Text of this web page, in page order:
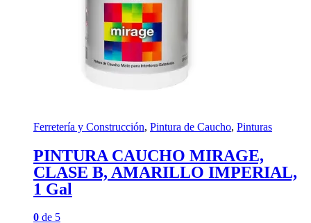
Ferretería y Construcción, Pintura de Caucho, Pinturas
PINTURA CAUCHO MIRAGE,
CLASE B, AMARILLO IMPERIAL,
1 Gal
0 de 5